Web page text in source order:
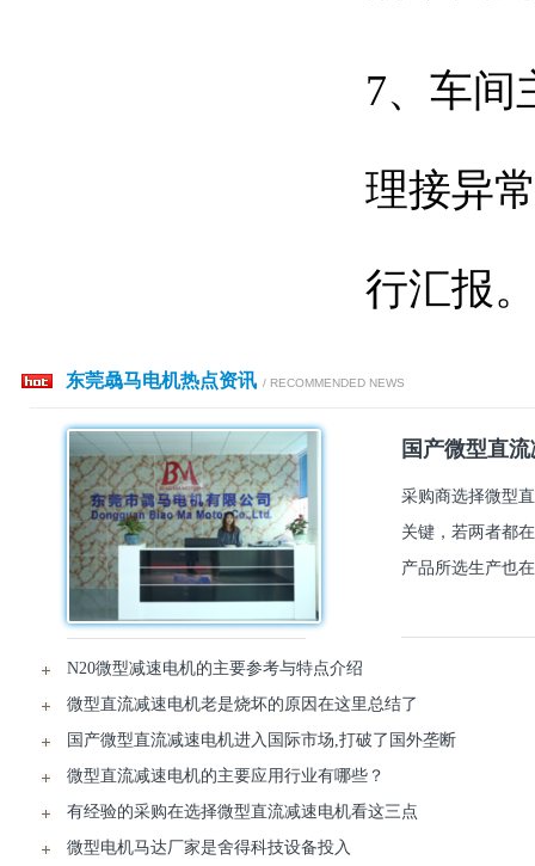
7、车间
理接异
行汇报
东莞骉马电机热点资讯 / RECOMMENDED NEWS
国产微型直
采购商选择微型
关键，若两者都
产品所选生产也
N20微型减速电机的主要参考与特点介绍
微型直流减速电机老是烧坏的原因在这里总结了
国产微型直流减速电机进入国际市场,打破了国外垄断
微型直流减速电机的主要应用行业有哪些？
有经验的采购在选择微型直流减速电机看这三点
微型电机马达厂家是舍得科技设备投入